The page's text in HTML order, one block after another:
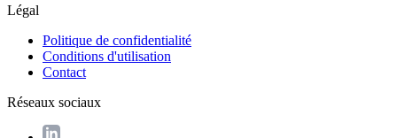
Légal
Politique de confidentialité
Conditions d'utilisation
Contact
Réseaux sociaux